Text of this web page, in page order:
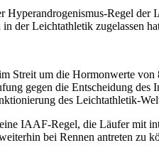
Hyperandrogenismus-Regel
der Leichtathletik zugelassen
Streit um die Hormonwerte
gegen die Entscheidung
des Leichtathletik-
IAAF-Regel, die Läufer mit
bei Rennen antreten zu